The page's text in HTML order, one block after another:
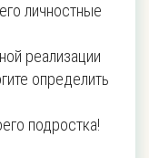
личностные
реализации
определить
подростка!